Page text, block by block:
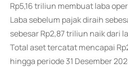
Rp5,16 triliun membuat laba
Laba sebelum pajak diraih
sebesar Rp2,87 triliun naik dari
Total aset tercatat mencapai
hingga periode 31 Desember